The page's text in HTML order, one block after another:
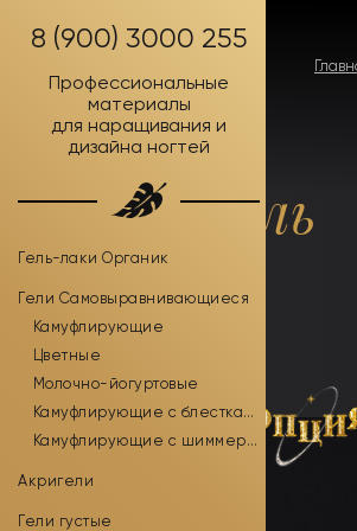
8 (900) 3000 255
Профессиональные
материалы
для наращивания и
дизайна ногтей
Гель-лаки Органик
Гели Самовыравнивающиеся
Камуфлирующие
Цветные
Молочно-йогуртовые
Камуфлирующие с блестками
Камуфлирующие с шиммером
Акригели
Гели густые
Израиль